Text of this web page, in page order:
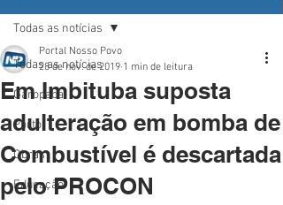
Todas as notícias
Garopaba
Porto
Obras
Educação
Todas as notícias
Em Imbituba suposta
adulteração em bomba de
Combustível é descartada
pelo PROCON
Portal Nosso Povo
28 de nov. de 2019 1 min de leitura